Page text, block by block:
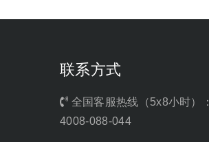
联系方式
全国客服热线（5x8小时）：
4008-088-044